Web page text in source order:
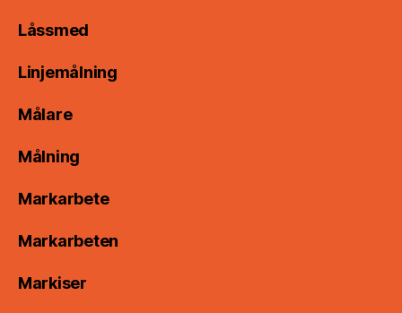
Låssmed
Linjemålning
Målare
Målning
Markarbete
Markarbeten
Markiser